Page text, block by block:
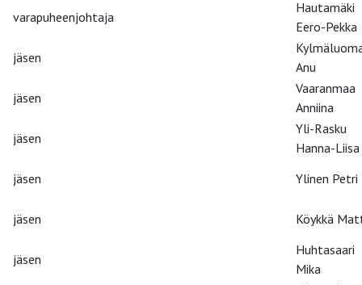
varapuheenjohtaja
Hautamäki
Eero-Pekka
jäsen
Anu
jäsen
Vaaranmaa
Anniina
jäsen
Yli-Rasku
Hanna-Liisa
jäsen
Ylinen Petri
jäsen Köykkä
jäsen
Huhtasaari
Mika